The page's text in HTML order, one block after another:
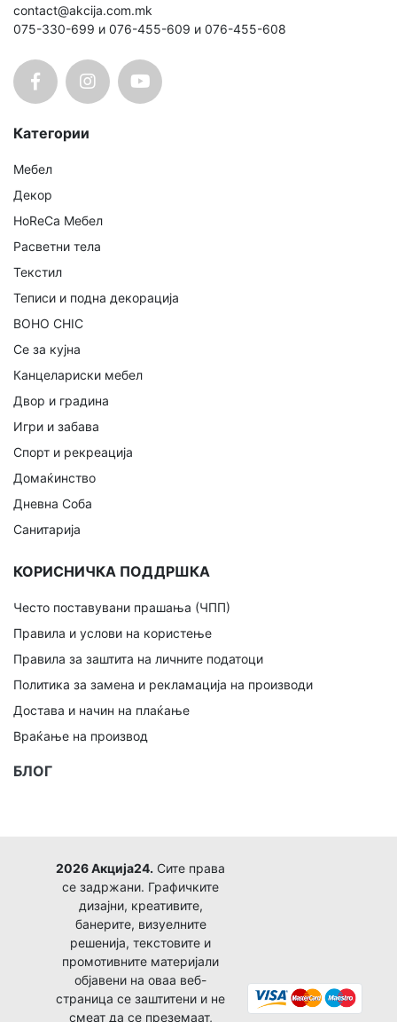
contact@akcija.com.mk
075-330-699 и 076-455-609 и 076-455-608
Категории
Мебел
Декор
HoReCa Мебел
Расветни тела
Текстил
Теписи и подна декорација
BOHO CHIC
Се за кујна
Канцелариски мебел
Двор и градина
Игри и забава
Спорт и рекреација
Домаќинство
Дневна Соба
Санитарија
КОРИСНИЧКА ПОДДРШКА
Често поставувани прашања (ЧПП)
Правила и услови на користење
Правила за заштита на личните податоци
Политика за замена и рекламација на производи
Достава и начин на плаќање
Враќање на производ
БЛОГ
2026 Акција24. Сите права
се задржани. Графичките
дизајни, креативите,
банерите, визуелните
решенија, текстовите и
промотивните материјали
објавени на оваа веб-
страница се заштитени и не
смеат да се преземаат,